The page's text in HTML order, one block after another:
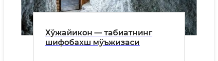
Хўжайикон — табиатнинг
шифобахш мўъжизаси